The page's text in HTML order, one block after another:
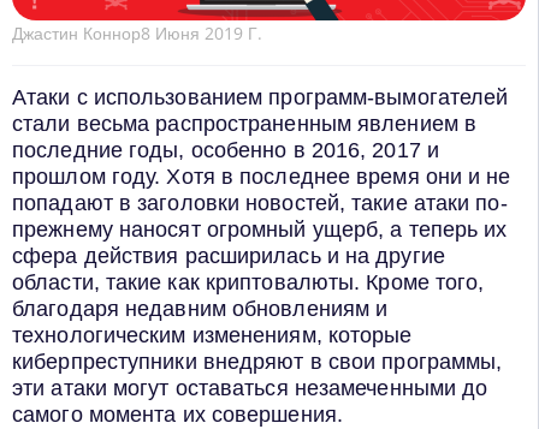
Джастин Коннор8 Июня 2019 Г.
Атаки с использованием программ-вымогателей
стали весьма распространенным явлением в
последние годы, особенно в 2016, 2017 и
прошлом году. Хотя в последнее время они и не
попадают в заголовки новостей, такие атаки по-
прежнему наносят огромный ущерб, а теперь их
сфера действия расширилась и на другие
области, такие как криптовалюты. Кроме того,
благодаря недавним обновлениям и
технологическим изменениям, которые
киберпреступники внедряют в свои программы,
эти атаки могут оставаться незамеченными до
самого момента их совершения.